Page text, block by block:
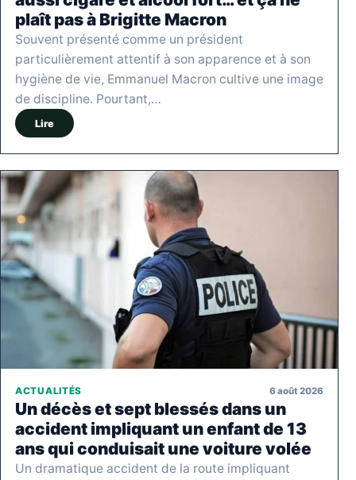
plaît pas à Brigitte Macron
Souvent présenté comme un président
particulièrement attentif à son apparence et à son
hygiène de vie, Emmanuel Macron cultive une image
de discipline. Pourtant,…
Lire
ACTUALITÉS 6 août 2026
Un décès et sept blessés dans un
accident impliquant un enfant de 13
ans qui conduisait une voiture volée
Un dramatique accident de la route impliquant